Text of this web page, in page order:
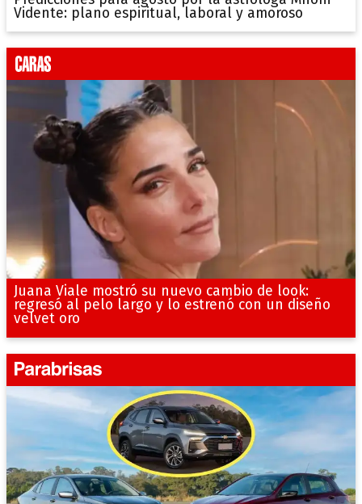
Vidente: plano espiritual, laboral y amoroso
Juana Viale mostró su nuevo cambio de look:
regresó al pelo largo y lo estrenó con un diseño
velvet oro